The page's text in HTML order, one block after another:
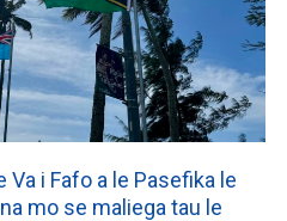
Va i Fafo a le Pasefika le
mo se maliega tau le